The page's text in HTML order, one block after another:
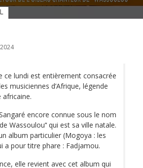
ce lundi est entièrement consacrée
musiciennes d’Afrique, légende
africaine.
encore connue sous le nom
Wassoulou’‘ qui est sa ville natale.
album particulier (Mogoya : les
a pour titre phare : Fadjamou.
elle revient avec cet album qui